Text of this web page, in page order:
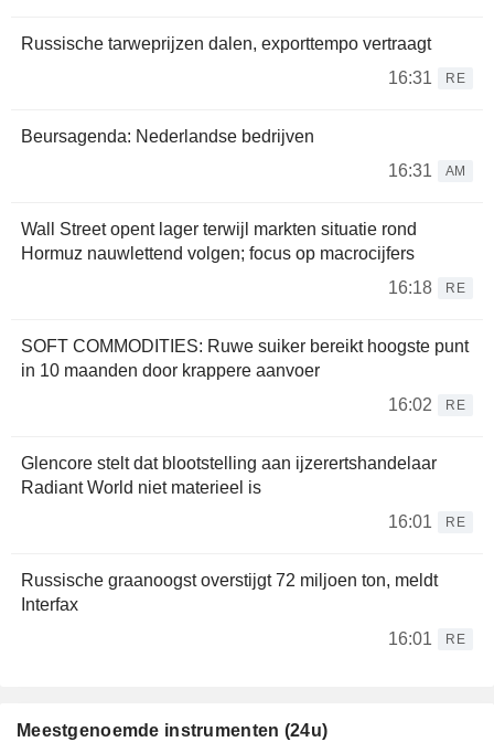
Russische tarweprijzen dalen, exporttempo vertraagt
16:31
RE
Beursagenda: Nederlandse bedrijven
16:31
AM
Wall Street opent lager terwijl markten situatie rond
Hormuz nauwlettend volgen; focus op macrocijfers
16:18
RE
SOFT COMMODITIES: Ruwe suiker bereikt hoogste punt
in 10 maanden door krappere aanvoer
16:02
RE
Glencore stelt dat blootstelling aan ijzerertshandelaar
Radiant World niet materieel is
16:01
RE
Russische graanoogst overstijgt 72 miljoen ton, meldt
Interfax
16:01
RE
Meestgenoemde instrumenten (24u)